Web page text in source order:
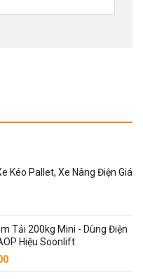
Kéo Pallet, Xe Nâng Điện Giá
Tải 200kg Mini - Dùng Điện
Hiệu Soonlift
Giá